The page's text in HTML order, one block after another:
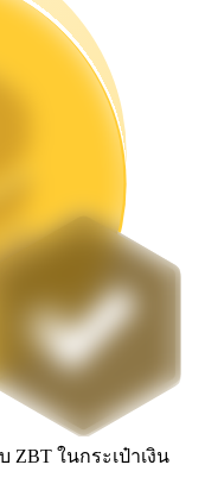
ดนิยม
ZBT ในกระเป๋าเงิน